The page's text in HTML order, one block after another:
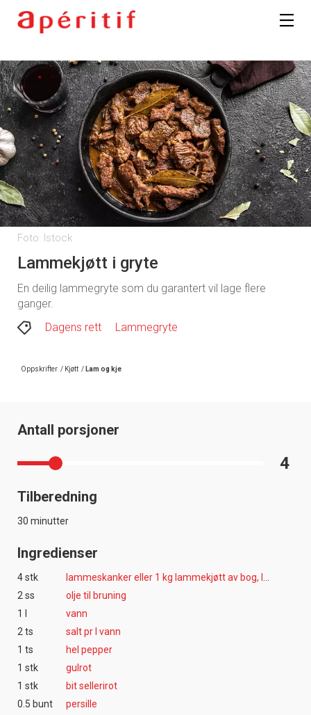
Foto: Istock
Lammekjøtt i gryte
En deilig lammegryte som du garantert vil lage flere
ganger.
Dagens rett
Lammegryte
Oppskrifter / Kjøtt / Lam og kje
Antall porsjoner
4
Tilberedning
30 minutter
Ingredienser
4 stk
2 ss
olje til bruning
1 l
vann
2 ts
salt pr l vann
1 ts
hel pepper
1 stk
gulrot
1 stk
bit sellerirot
0.5 bunt
persille